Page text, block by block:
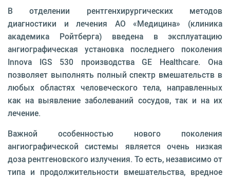
В отделении рентгенхирургических методов
диагностики и лечения АО «Медицина» (клиника
академика Ройтберга) введена в эксплуатацию
ангиографическая установка последнего поколения
Innova IGS 530 производства GE Healthcare. Она
позволяет выполнять полный спектр вмешательств в
любых областях человеческого тела, направленных
как на выявление заболеваний сосудов, так и на их
лечение.
Важной особенностью нового поколения
ангиографической системы является очень низкая
доза рентгеновского излучения. То есть, независимо от
типа и продолжительности вмешательства, вредное